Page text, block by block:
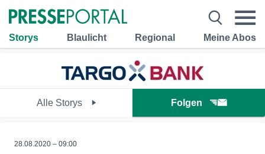
Storys Blaulicht Regional Meine Abos
Alle Storys Folgen
28.08.2020 – 09:00